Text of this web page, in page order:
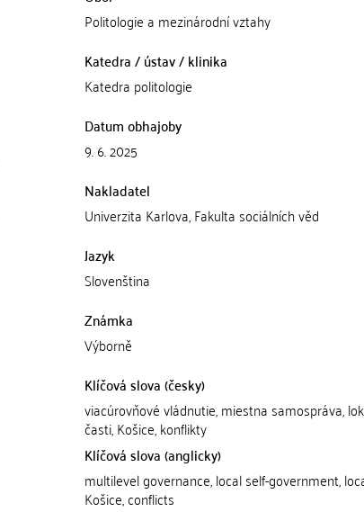
Politologie a mezinárodní vztahy
Katedra / ústav / klinika
Katedra politologie
Datum obhajoby
9. 6. 2025
Nakladatel
Univerzita Karlova, Fakulta sociálních věd
Jazyk
Slovenština
Známka
Výborně
Klíčová slova (česky)
viacúrovňové vládnutie, miestna samospráva,
časti, Košice, konflikty
Klíčová slova (anglicky)
multilevel governance, local self-government,
Košice, conflicts